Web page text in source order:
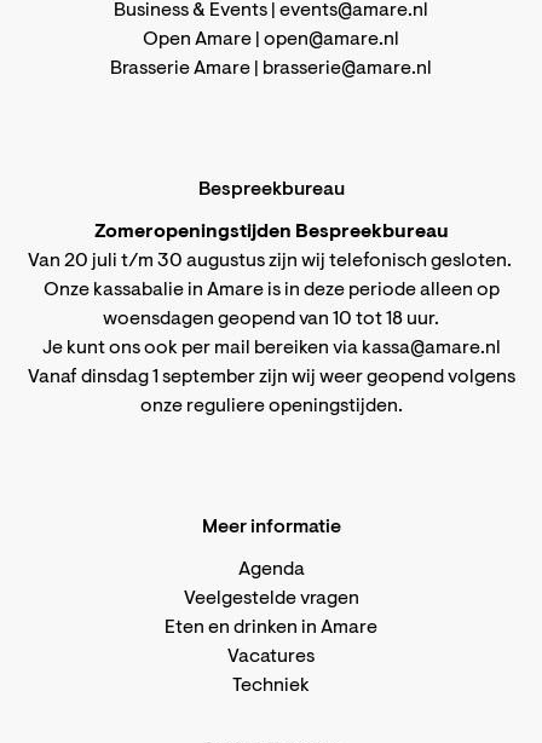
Business & Events | events@amare.nl
Open Amare | open@amare.nl
Brasserie Amare | brasserie@amare.nl
Bespreekbureau
Zomeropeningstijden Bespreekbureau
Van 20 juli t/m 30 augustus zijn wij telefonisch gesloten.
Onze kassabalie in Amare is in deze periode alleen op
woensdagen geopend van 10 tot 18 uur.
Je kunt ons ook per mail bereiken via kassa@amare.nl
Vanaf dinsdag 1 september zijn wij weer geopend volgens
onze reguliere openingstijden.
Meer informatie
Agenda
Veelgestelde vragen
Eten en drinken in Amare
Vacatures
Techniek